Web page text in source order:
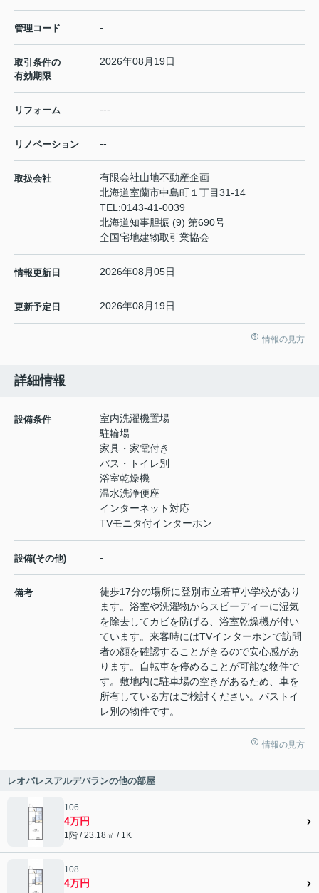
管理コード -
取引条件の
有効期限
2026年08月19日
リフォーム ---
リノベーション --
取扱会社
有限会社山地不動産企画
北海道室蘭市中島町１丁目31-14
TEL:0143-41-0039
北海道知事胆振 (9) 第690号
全国宅地建物取引業協会
情報更新日 2026年08月05日
更新予定日 2026年08月19日
情報の見方
詳細情報
設備条件
室内洗濯機置場
駐輪場
家具・家電付き
バス・トイレ別
浴室乾燥機
温水洗浄便座
インターネット対応
TVモニタ付インターホン
設備(その他) -
備考
徒歩17分の場所に登別市立若草小学校があり
ます。浴室や洗濯物からスピーディーに湿気
を除去してカビを防げる、浴室乾燥機が付い
ています。来客時にはTVインターホンで訪問
者の顔を確認することがきるので安心感があ
ります。自転車を停めることが可能な物件で
す。敷地内に駐車場の空きがあるため、車を
所有している方はご検討ください。バストイ
レ別の物件です。
情報の見方
レオパレスアルデバランの他の部屋
106
4万円
1階 / 23.18㎡ / 1K
108
4万円